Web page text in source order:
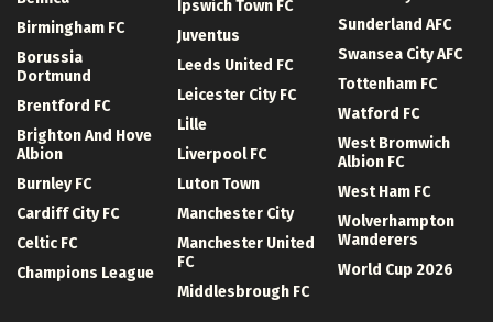
Birmingham FC
Borussia
Dortmund
Brentford FC
Brighton And Hove
Albion
Burnley FC
Cardiff City FC
Celtic FC
Champions League
Ipswich Town FC
Juventus
Leeds United FC
Leicester City FC
Lille
Liverpool FC
Luton Town
Manchester City
Manchester United
FC
Middlesbrough FC
Sunderland AFC
Swansea City AFC
Tottenham FC
Watford FC
West Bromwich
Albion FC
West Ham FC
Wolverhampton
Wanderers
World Cup 2026